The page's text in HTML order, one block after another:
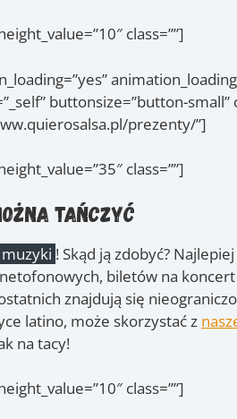
class=””]
buttonsize=”button-
prezenty/”]
class=””]
tańczyć
muzyki ! Skąd ją zdobyć?
biletów na
znajdują się
latino, może skorzystać z
na tacy!
class=””]